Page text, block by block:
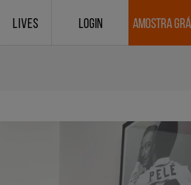
LIVES LOGIN AMOSTRA